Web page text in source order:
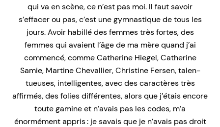
qui va en scène, ce n’est pas moi. Il faut savoir
s’effacer ou pas, c’est une gymnastique de tous les
jours. Avoir habillé des femmes très fortes, des
femmes qui avaient l’âge de ma mère quand j’ai
commencé, comme Catherine Hiegel, Catherine
Samie, Martine Chevallier, Christine Fersen, talen-
tueuses, intelligentes, avec des caractères très
affirmés, des folies différentes, alors que j’étais encore
toute gamine et n’avais pas les codes, m’a
énormément appris : je savais que je n’avais pas droit